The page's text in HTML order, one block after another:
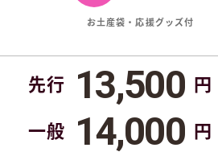
お土産袋・応援グッズ付
先行 13,500 円
一般 14,000 円